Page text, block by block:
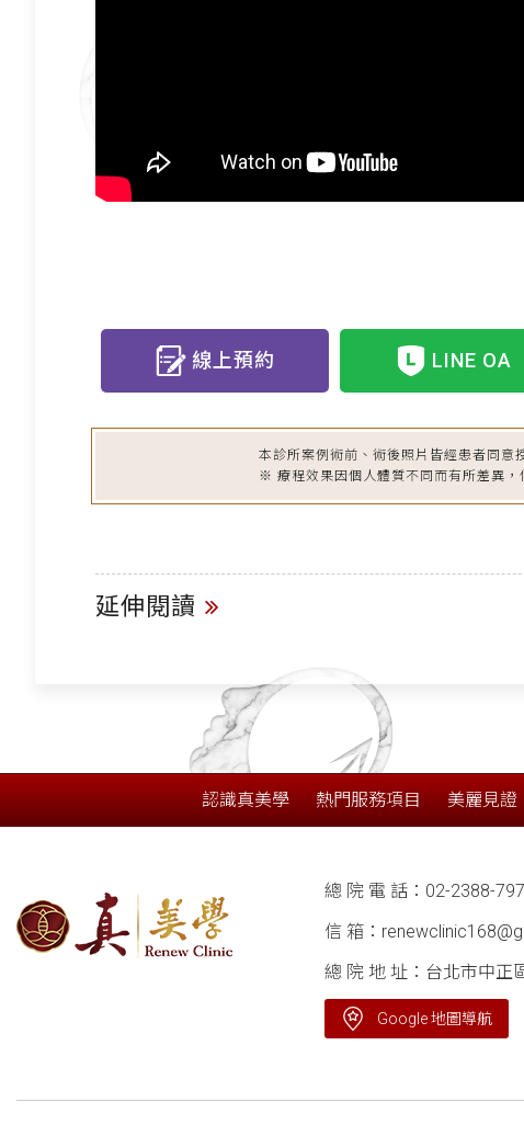
線上預約 LINE OA
本診所案例術前、術後照片皆經患者同意
※ 療程效果因個人體質不同而有所差異，
延伸閱讀
認識真美學 熱門服務項目 美麗見證
總 院 電 話： 02-2388-
信 箱：
總 院 地 址：台北市中正
Google 地圖導航